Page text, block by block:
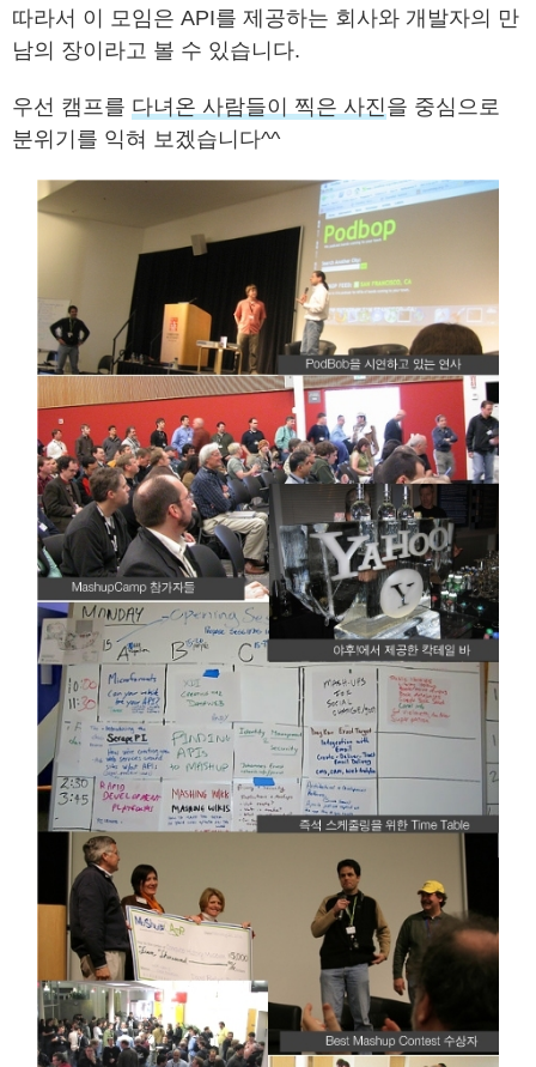
따라서 이 모임은 API를 제공하는 회사와 개발자의 만
남의 장이라고 볼 수 있습니다.
우선 캠프를 다녀온 사람들이 찍은 사진을 중심으로
분위기를 익혀 보겠습니다^^